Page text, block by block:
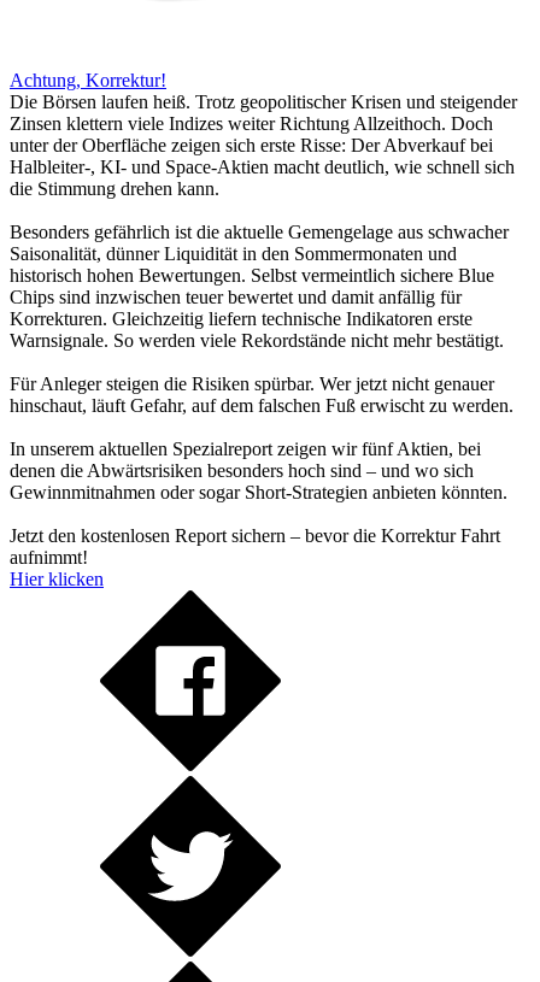
Achtung, Korrektur!
Die Börsen laufen heiß. Trotz geopolitischer Krisen und steigender
Zinsen klettern viele Indizes weiter Richtung Allzeithoch. Doch
unter der Oberfläche zeigen sich erste Risse: Der Abverkauf bei
Halbleiter-, KI- und Space-Aktien macht deutlich, wie schnell sich
die Stimmung drehen kann.
Besonders gefährlich ist die aktuelle Gemengelage aus schwacher
Saisonalität, dünner Liquidität in den Sommermonaten und
historisch hohen Bewertungen. Selbst vermeintlich sichere Blue
Chips sind inzwischen teuer bewertet und damit anfällig für
Korrekturen. Gleichzeitig liefern technische Indikatoren erste
Warnsignale. So werden viele Rekordstände nicht mehr bestätigt.
Für Anleger steigen die Risiken spürbar. Wer jetzt nicht genauer
hinschaut, läuft Gefahr, auf dem falschen Fuß erwischt zu werden.
In unserem aktuellen Spezialreport zeigen wir fünf Aktien, bei
denen die Abwärtsrisiken besonders hoch sind – und wo sich
Gewinnmitnahmen oder sogar Short-Strategien anbieten könnten.
Jetzt den kostenlosen Report sichern – bevor die Korrektur Fahrt
aufnimmt!
Hier klicken